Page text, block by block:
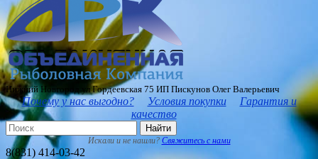
Нижний Новгород ул Гордеевская 75 ИП Пискунов Олег Валерьевич
Почему у нас выгодно? Условия покупки
Гарантия и
качество
Найти
Искали и не нашли? Свяжитесь с нами
8(831) 414-03-42